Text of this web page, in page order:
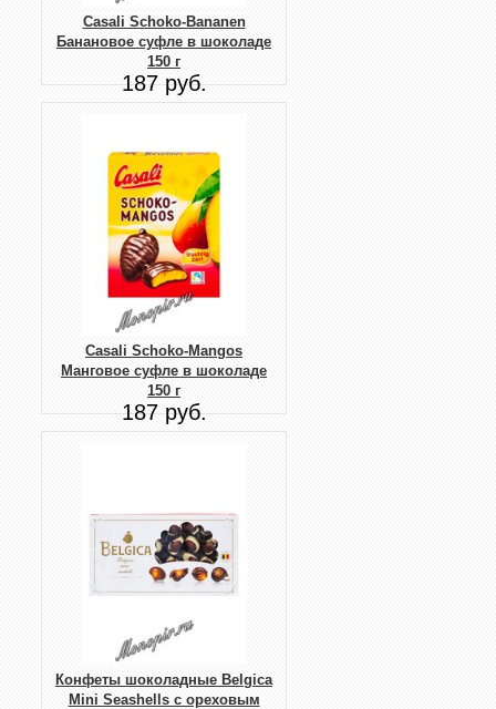
Casali Schoko-Bananen
Банановое суфле в шоколаде
150 г
187 руб.
Casali Schoko-Mangos
Манговое суфле в шоколаде
150 г
187 руб.
Конфеты шоколадные Belgica
Mini Seashells с ореховым